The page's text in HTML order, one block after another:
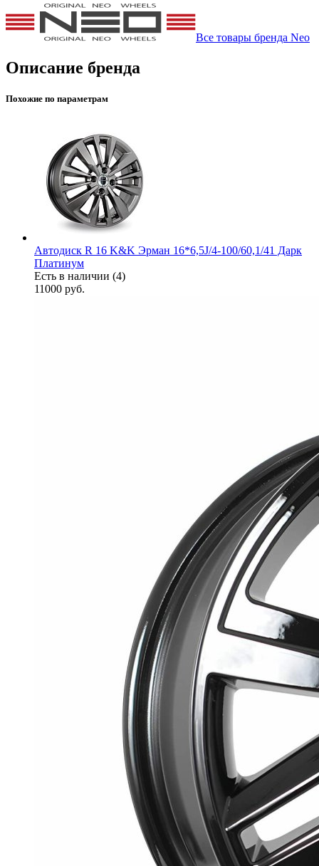
Все товары бренда Neo
Описание бренда
Похожие по параметрам
Автодиск R 16 K&K Эрман 16*6,5J/4-100/60,1/41 Дарк
Платинум
Есть в наличии (4)
11000 руб.